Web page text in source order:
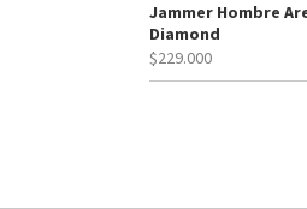
Jammer Hombre
Diamond
$229.000